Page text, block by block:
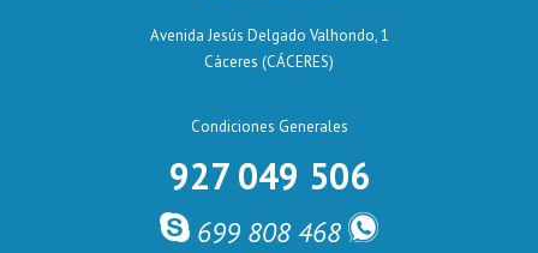
Avenida Jesús Delgado Valhondo, 1
Cáceres (CÁCERES)
Condiciones Generales
927 049 506
699 808 468